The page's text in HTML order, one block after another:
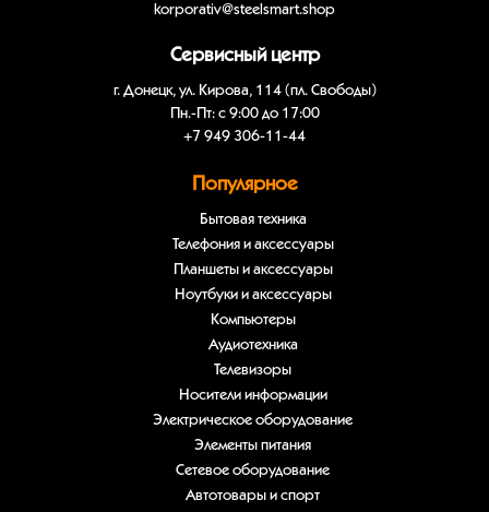
korporativ@steelsmart.shop
Сервисный центр
г. Донецк, ул. Кирова, 114 (пл. Свободы)
Пн.-Пт: с 9:00 до 17:00
+7 949 306-11-44
Популярное
Бытовая техника
Телефония и аксессуары
Планшеты и аксессуары
Ноутбуки и аксессуары
Компьютеры
Аудиотехника
Телевизоры
Носители информации
Электрическое оборудование
Элементы питания
Сетевое оборудование
Автотовары и спорт